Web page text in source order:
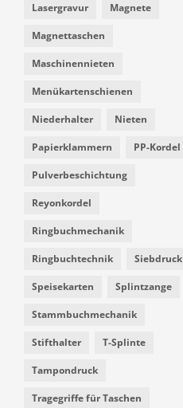
Lasergravur Magnete
Magnettaschen
Maschinennieten
Menükartenschienen
Niederhalter Nieten
Papierklammern PP-Kordel
Pulverbeschichtung
Reyonkordel
Ringbuchmechanik
Ringbuchtechnik Siebdruck
Speisekarten Splintzange
Stammbuchmechanik
Stifthalter T-Splinte
Tampondruck
Tragegriffe für Taschen